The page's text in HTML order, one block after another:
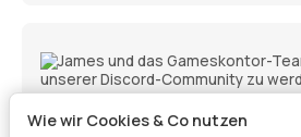
Wie wir Cookies & Co nutzen